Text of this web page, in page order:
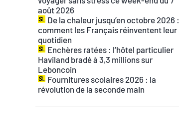
août 2026
De la chaleur jusqu’en octobre 2026 :
comment les Français réinventent leur
quotidien
Enchères ratées : l’hôtel particulier
Haviland bradé à 3,3 millions sur
Leboncoin
Fournitures scolaires 2026 : la
révolution de la seconde main